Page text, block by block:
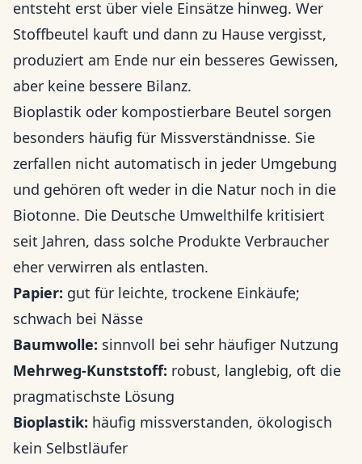
entsteht erst über viele Einsätze hinweg. Wer
Stoffbeutel kauft und dann zu Hause vergisst,
produziert am Ende nur ein besseres Gewissen,
aber keine bessere Bilanz.
Bioplastik oder kompostierbare Beutel sorgen
besonders häufig für Missverständnisse. Sie
zerfallen nicht automatisch in jeder Umgebung
und gehören oft weder in die Natur noch in die
Biotonne. Die Deutsche Umwelthilfe kritisiert
seit Jahren, dass solche Produkte Verbraucher
eher verwirren als entlasten.
Papier: gut für leichte, trockene Einkäufe;
schwach bei Nässe
Baumwolle: sinnvoll bei sehr häufiger Nutzung
Mehrweg-Kunststoff: robust, langlebig, oft die
pragmatischste Lösung
Bioplastik: häufig missverstanden, ökologisch
kein Selbstläufer